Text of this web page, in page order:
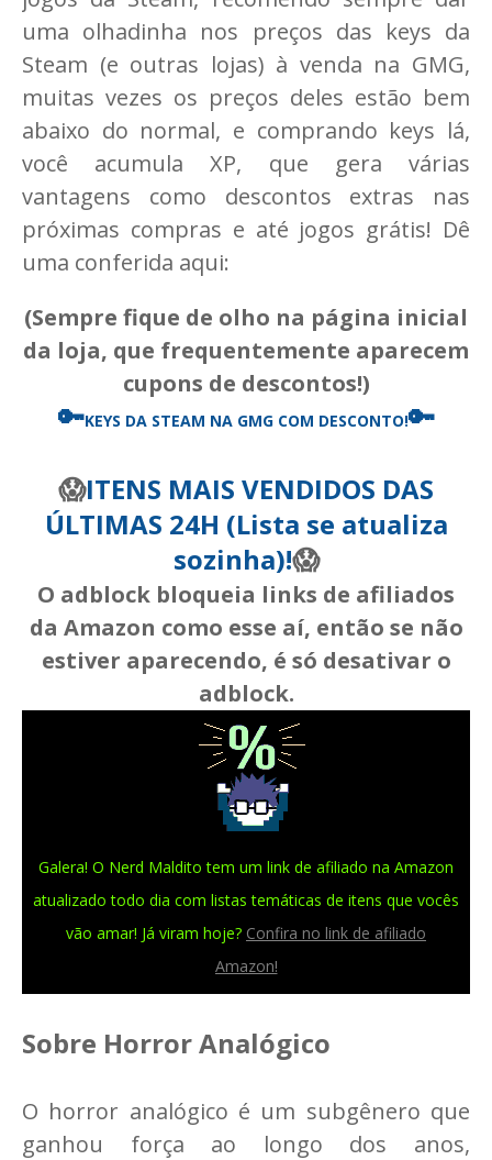
uma olhadinha nos preços das keys da
Steam (e outras lojas) à venda na GMG,
muitas vezes os preços deles estão bem
abaixo do normal, e comprando keys lá,
você acumula XP, que gera várias
vantagens como descontos extras nas
próximas compras e até jogos grátis! Dê
uma conferida aqui:
(Sempre fique de olho na página inicial
da loja, que frequentemente aparecem
cupons de descontos!)
🔑KEYS DA STEAM NA GMG COM DESCONTO!🔑
😱ITENS MAIS VENDIDOS DAS
ÚLTIMAS 24H (Lista se atualiza
sozinha)!😱
O adblock bloqueia links de afiliados
da Amazon como esse aí, então se não
estiver aparecendo, é só desativar o
adblock.
Galera! O Nerd Maldito tem um link de afiliado na Amazon
atualizado todo dia com listas temáticas de itens que vocês
vão amar! Já viram hoje? Confira no link de afiliado
Amazon!
Sobre Horror Analógico
O horror analógico é um subgênero que
ganhou força ao longo dos anos,